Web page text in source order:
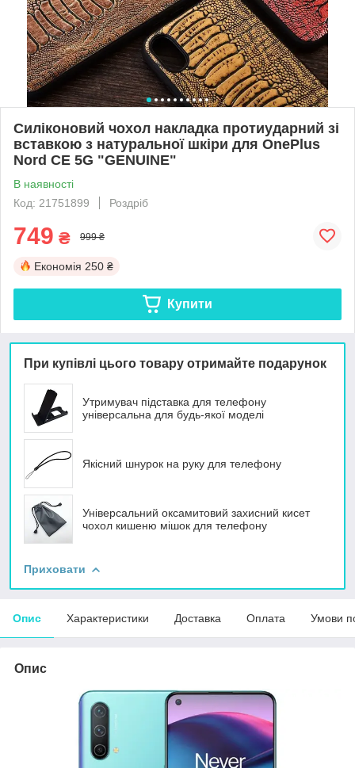
Силіконовий чохол накладка протиударний зі
вставкою з натуральної шкіри для OnePlus
Nord CE 5G "GENUINE"
В наявності
Код: 21751899
Роздріб
749 ₴ 999 ₴
Економія 250 ₴
Купити
При купівлі цього товару отримайте подарунок
Утримувач підставка для телефону
універсальна для будь-якої моделі
Якісний шнурок на руку для телефону
Універсальний оксамитовий захисний кисет
чохол кишеню мішок для телефону
Приховати
Опис Характеристики Доставка Оплата Умови
Опис